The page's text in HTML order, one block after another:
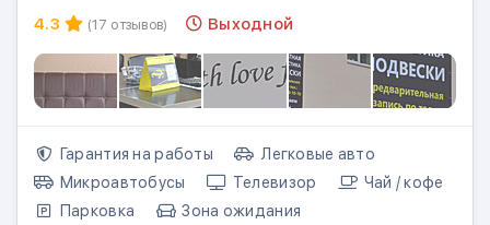
4.3
(17 отзывов) Выходной
Гарантия на работы
Легковые авто
Микроавтобусы
Телевизор
Чай / кофе
Парковка
Зона ожидания